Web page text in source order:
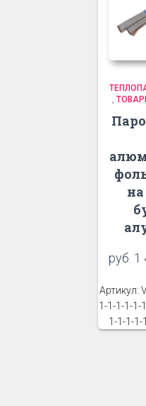
,
руб. 1
Артикул:
1-1-1-1-1-
1-1-1-1-